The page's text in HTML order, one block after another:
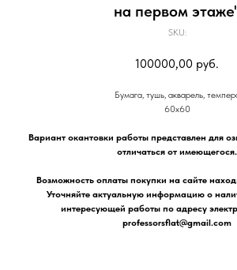
на первом
SKU:
100000,00 руб.
Бумага, тушь, акварель,
60х60
Вариант окантовки работы представлен для
отличаться от имеющегося.
Возможность оплаты покупки на сайте
Уточняйте актуальную информацию о
интересующей работы по адресу
professorsflat@gmail.com